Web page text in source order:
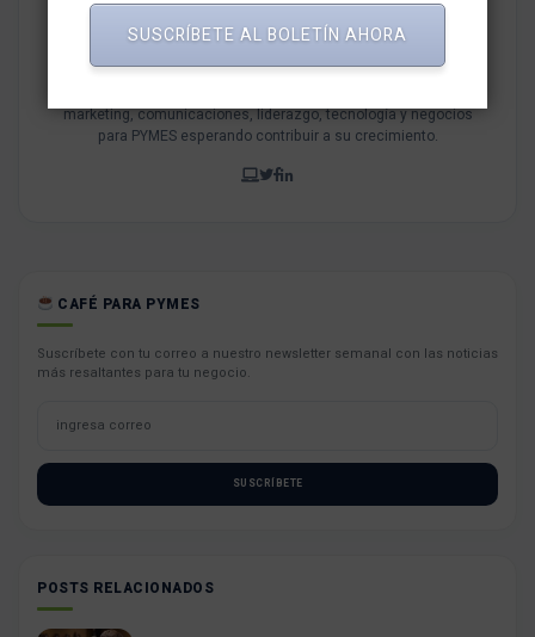
Redaccion MarketNews
Somos un medio de comunicación peruano cuyo objetivo es
marketing, comunicaciones, liderazgo, tecnología y negocios
para PYMES esperando contribuir a su crecimiento.
CAFÉ PARA PYMES
Suscríbete con tu correo a nuestro newsletter semanal con las noticias
más resaltantes para tu negocio.
SUSCRÍBETE
POSTS RELACIONADOS
SUSCRÍBETE AL BOLETÍN AHORA